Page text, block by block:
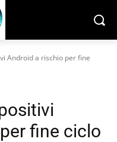
Android a rischio per fine
fine ciclo